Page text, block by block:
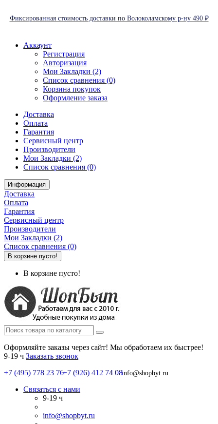
Фиксированная стоимость доставки по Волоколамскому р-ну 490 ₽
Аккаунт
Регистрация
Авторизация
Мои Закладки (2)
Список сравнения (0)
Корзина покупок
Оформление заказа
Доставка
Оплата
Гарантия
Сервисный центр
Производители
Мои Закладки (2)
Список сравнения (0)
Информация
Доставка
Оплата
Гарантия
Сервисный центр
Производители
Мои Закладки (2)
Список сравнения (0)
В корзине пусто!
В корзине пусто!
Оформляйте заказы через сайт! Мы обработаем их быстрее!
9-19 ч Заказать звонок
+7 (495) 778 23 76+7 (926) 412 74 08info@shopbyt.ru
Связаться с нами
9-19 ч
info@shopbyt.ru